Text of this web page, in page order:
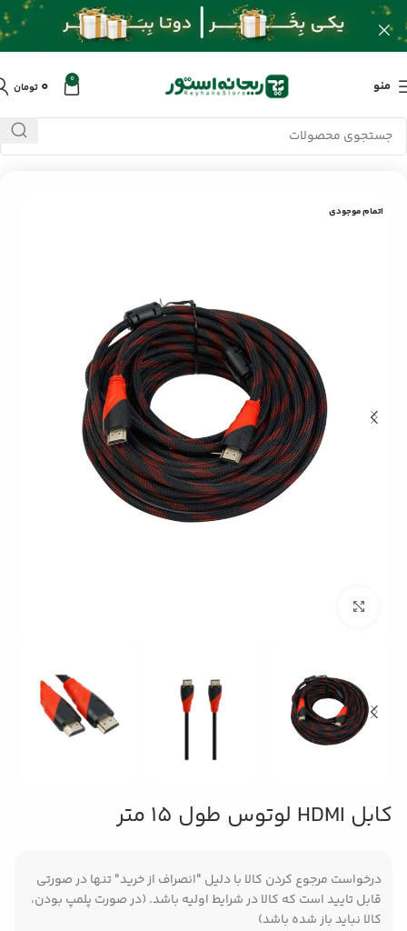
منو 0 ۰ تومان
خانه/محصولات/کابل و تبدیلات/کابل HDMI لوتوس طول 15 متر
اتمام موجودی
کابل HDMI لوتوس طول 15 متر
درخواست مرجوع کردن کالا با دلیل "انصراف از خرید" تنها در صورتی
قابل تایید است که کالا در شرایط اولیه باشد. (در صورت پلمپ بودن،
کالا نباید باز شده باشد)